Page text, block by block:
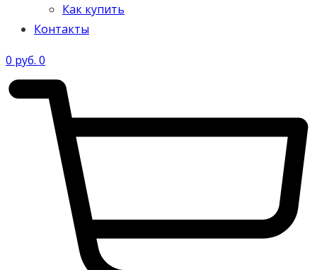
Как купить
Контакты
0 руб. 0